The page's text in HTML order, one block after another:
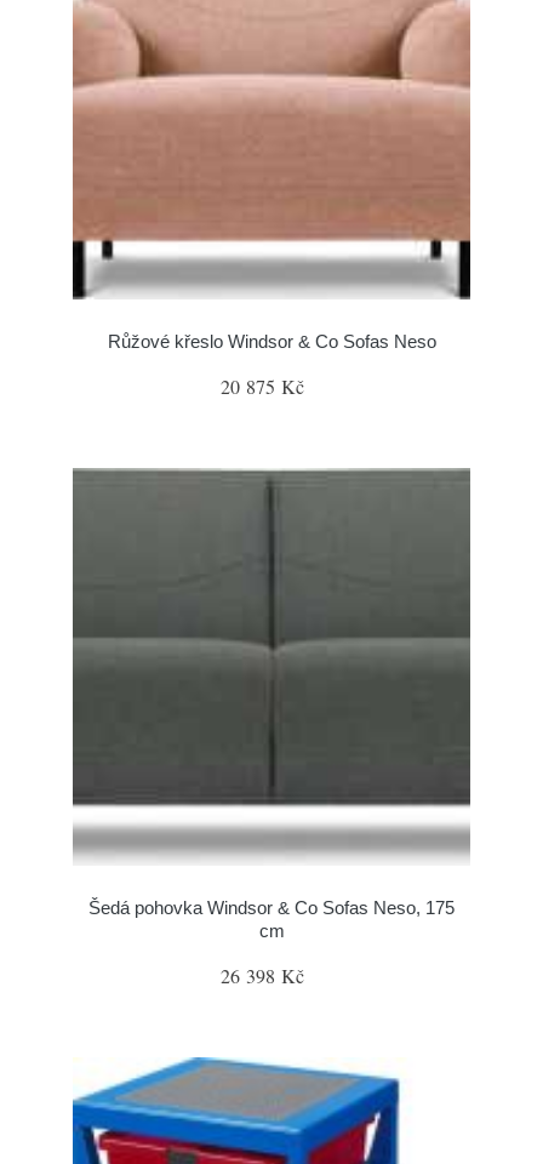
Růžové křeslo Windsor & Co Sofas Neso
20 875 Kč
Šedá pohovka Windsor & Co Sofas Neso, 175
cm
26 398 Kč